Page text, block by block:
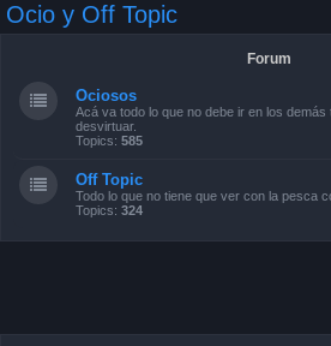
Ocio y Off Topic
Forum
Ociosos
Acá va todo lo que no debe ir en los
desvirtuar.
Topics: 585
Off Topic
Todo lo que no tiene que ver con la pesca
Topics: 324